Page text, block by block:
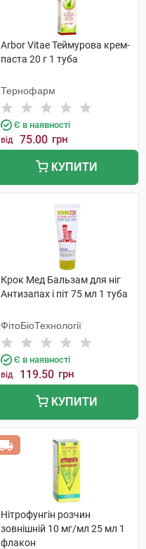
Arbor Vitae Теймурова крем-
паста 20 г 1 туба
Тернофарм
Є в наявності
від 75.00 грн
КУПИТИ
Крок Мед Бальзам для ніг
Антизапах і піт 75 мл 1 туба
ФітоБіоТехнології
Є в наявності
від 119.50 грн
КУПИТИ
Нітрофунгін розчин
зовнішній 10 мг/мл 25 мл 1
флакон